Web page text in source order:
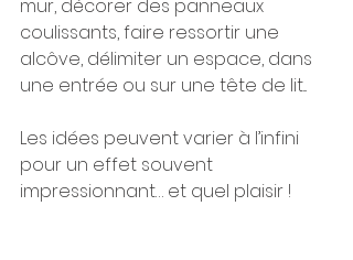
mur, décorer des panneaux
coulissants, faire ressortir une
alcôve, délimiter un espace, dans
une entrée ou sur une tête de lit...
Les idées peuvent varier à l’infini
pour un effet souvent
impressionnant… et quel plaisir !